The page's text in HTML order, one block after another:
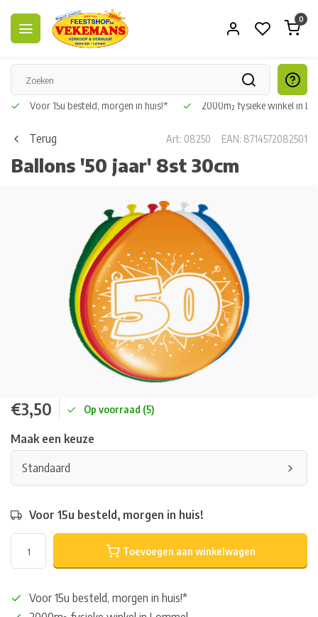
0
Voor 15u besteld, morgen in huis!* 2000m² fysieke winkel in
Terug Art: 08250 EAN: 8714572082501
Ballons '50 jaar' 8st 30cm
€3,50 Op voorraad (5)
Maak een keuze
Standaard
Voor 15u besteld, morgen in huis!
Toevoegen aan winkelwagen
Voor 15u besteld, morgen in huis!*